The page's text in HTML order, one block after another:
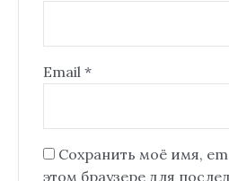
Email *
Сохранить моё имя,
этом браузере для